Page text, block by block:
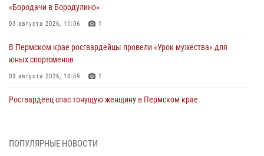
«Бородачи в Бородулино»
03 августа 2026, 11:06 1
В Пермском крае росгвардейцы провели «Урок мужества» для
юных спортсменов
03 августа 2026, 10:59 1
Росгвардеец спас тонущую женщину в Пермском крае
Сотрудники Росгвардии приняли участие в торжественном
ПОПУЛЯРНЫЕ НОВОСТИ